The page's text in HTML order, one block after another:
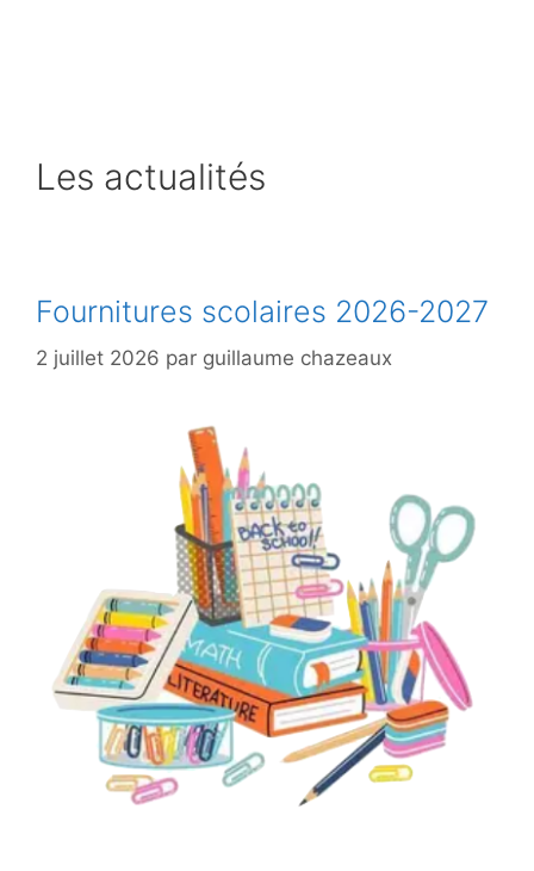
Les actualités
Fournitures scolaires 2026-2027
2 juillet 2026 par guillaume chazeaux